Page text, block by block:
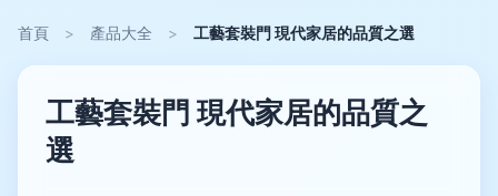
首頁 > 產品大全 > 工藝套裝門 現代家居的品質之選
工藝套裝門 現代家居的品質之
選